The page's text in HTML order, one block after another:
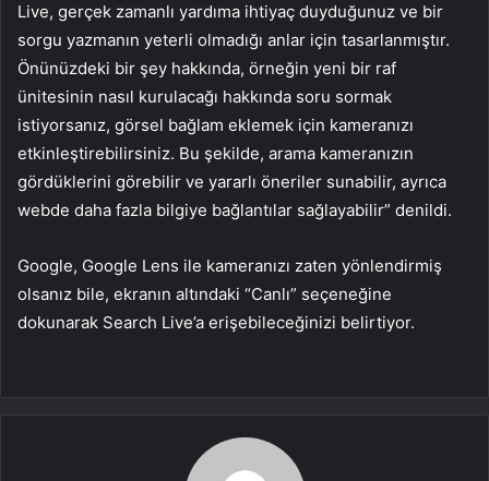
Live, gerçek zamanlı yardıma ihtiyaç duyduğunuz ve bir
sorgu yazmanın yeterli olmadığı anlar için tasarlanmıştır.
Önünüzdeki bir şey hakkında, örneğin yeni bir raf
ünitesinin nasıl kurulacağı hakkında soru sormak
istiyorsanız, görsel bağlam eklemek için kameranızı
etkinleştirebilirsiniz. Bu şekilde, arama kameranızın
gördüklerini görebilir ve yararlı öneriler sunabilir, ayrıca
webde daha fazla bilgiye bağlantılar sağlayabilir” denildi.
Google, Google Lens ile kameranızı zaten yönlendirmiş
olsanız bile, ekranın altındaki “Canlı” seçeneğine
dokunarak Search Live’a erişebileceğinizi belirtiyor.